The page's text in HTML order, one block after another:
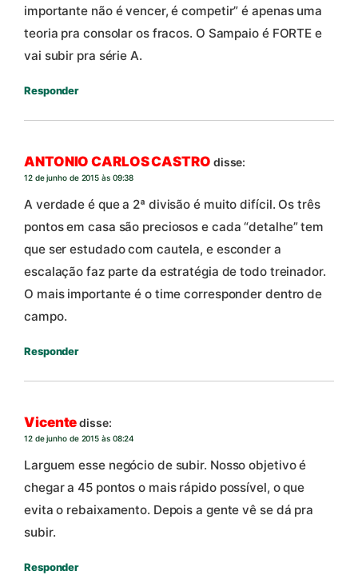
importante não é vencer, é competir” é apenas uma
teoria pra consolar os fracos. O Sampaio é FORTE e
vai subir pra série A.
Responder
ANTONIO CARLOS CASTRO disse:
12 de junho de 2015 às 09:38
A verdade é que a 2ª divisão é muito difícil. Os três
pontos em casa são preciosos e cada “detalhe” tem
que ser estudado com cautela, e esconder a
escalação faz parte da estratégia de todo treinador.
O mais importante é o time corresponder dentro de
campo.
Responder
Vicentedisse:
12 de junho de 2015 às 08:24
Larguem esse negócio de subir. Nosso objetivo é
chegar a 45 pontos o mais rápido possível, o que
evita o rebaixamento. Depois a gente vê se dá pra
subir.
Responder